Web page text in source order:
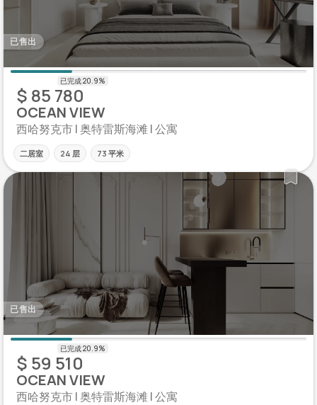
已售出
$ 85 780
OCEAN VIEW
西哈努克市 | 奥特雷斯海滩 | 公寓
二居室 24 层 73 平米
已售出
$ 59 510
OCEAN VIEW
西哈努克市 | 奥特雷斯海滩 | 公寓